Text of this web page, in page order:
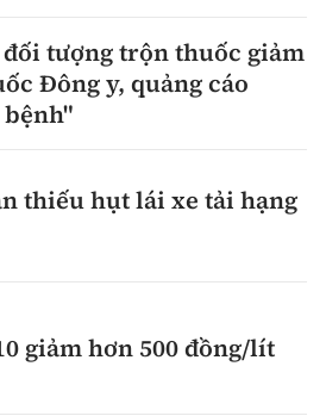
tượng trộn thuốc giảm
Đông y, quảng cáo
thiếu hụt lái xe tải hạng
giảm hơn 500 đồng/lít